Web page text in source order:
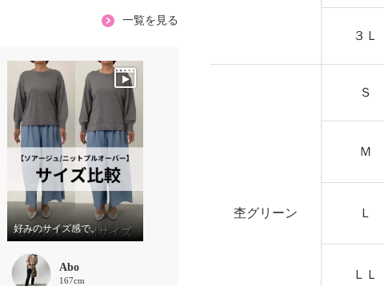
一覧を見る
好みのサイズ感で。
Abo
167cm
３Ｌ
杢グリーン
Ｓ
Ｍ
Ｌ
ＬＬ